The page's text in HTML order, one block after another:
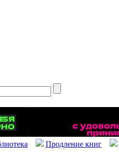
Продление книг